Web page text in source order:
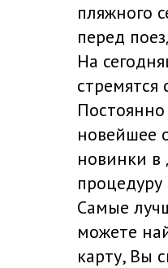
пляжного
перед
На
новейшее
новинки в
Самые
можете
карту, Вы